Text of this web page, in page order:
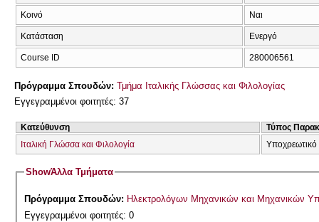
Κοινό Ναι
Κατάσταση Ενεργό
Course ID 280006561
Πρόγραμμα Σπουδών: Τμήμα Ιταλικής Γλώσσας και Φιλολογίας
Εγγεγραμμένοι φοιτητές: 37
Κατεύθυνση
Τύπος
Ιταλική Γλώσσα και Φιλολογία
Υποχρεωτικό
ShowΆλλα Τμήματα
Πρόγραμμα Σπουδών: Ηλεκτρολόγων Μηχανικών και Μηχανικών
Εγγεγραμμένοι φοιτητές: 0